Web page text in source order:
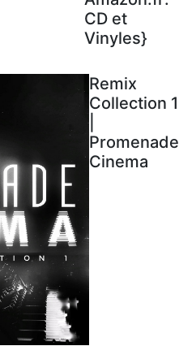
CD et
Vinyles}
Remix
Collection 1
Promenade
Cinema